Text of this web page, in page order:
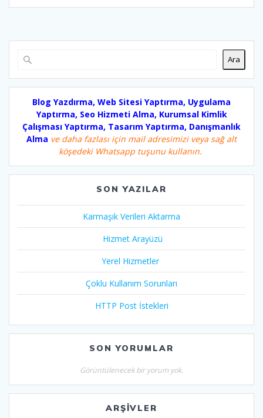
Ara
Blog Yazdırma, Web Sitesi Yaptırma, Uygulama
Yaptırma, Seo Hizmeti Alma, Kurumsal Kimlik
Çalışması Yaptırma, Tasarım Yaptırma, Danışmanlık
Alma ve daha fazlası için mail adresimizi veya sağ alt
köşedeki Whatsapp tuşunu kullanın.
SON YAZILAR
Karmaşık Verileri Aktarma
Hizmet Arayüzü
Yerel Hizmetler
Çoklu Kullanım Sorunları
HTTP Post İstekleri
SON YORUMLAR
Görüntülenecek bir yorum yok.
ARŞIVLER